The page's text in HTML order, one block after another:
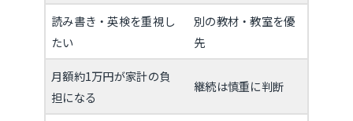
読み書き・英検を重視し
たい
別の教材・教室を優
先
月額約1万円が家計の負
担になる
継続は慎重に判断